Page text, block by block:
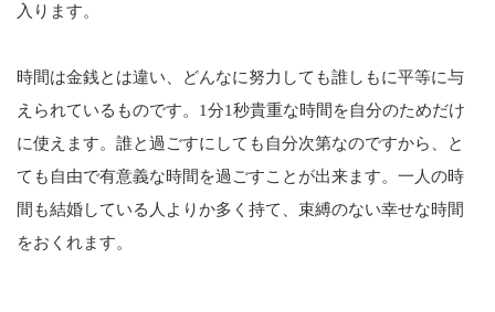
入ります。
時間は金銭とは違い、どんなに努力しても誰しもに平等に与
えられているものです。1分1秒貴重な時間を自分のためだけ
に使えます。誰と過ごすにしても自分次第なのですから、と
ても自由で有意義な時間を過ごすことが出来ます。一人の時
間も結婚している人よりか多く持て、束縛のない幸せな時間
をおくれます。